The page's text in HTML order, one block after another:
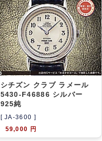
シチズン クラブ ラメール
5430-F46886 シルバー
925純
[ JA-3600 ]
59,000 円